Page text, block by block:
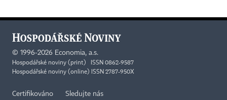
© 1996-2026 Economia, a.s.
Hospodářské noviny (print) ISSN 0862-9587
Hospodářské noviny (online) ISSN 2787-950X
Certifikováno Sledujte nás